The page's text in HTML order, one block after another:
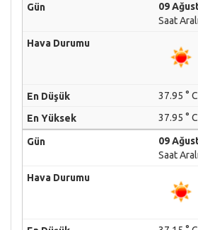
09
Saat
37.95 ° C
37.95 ° C
09
Saat